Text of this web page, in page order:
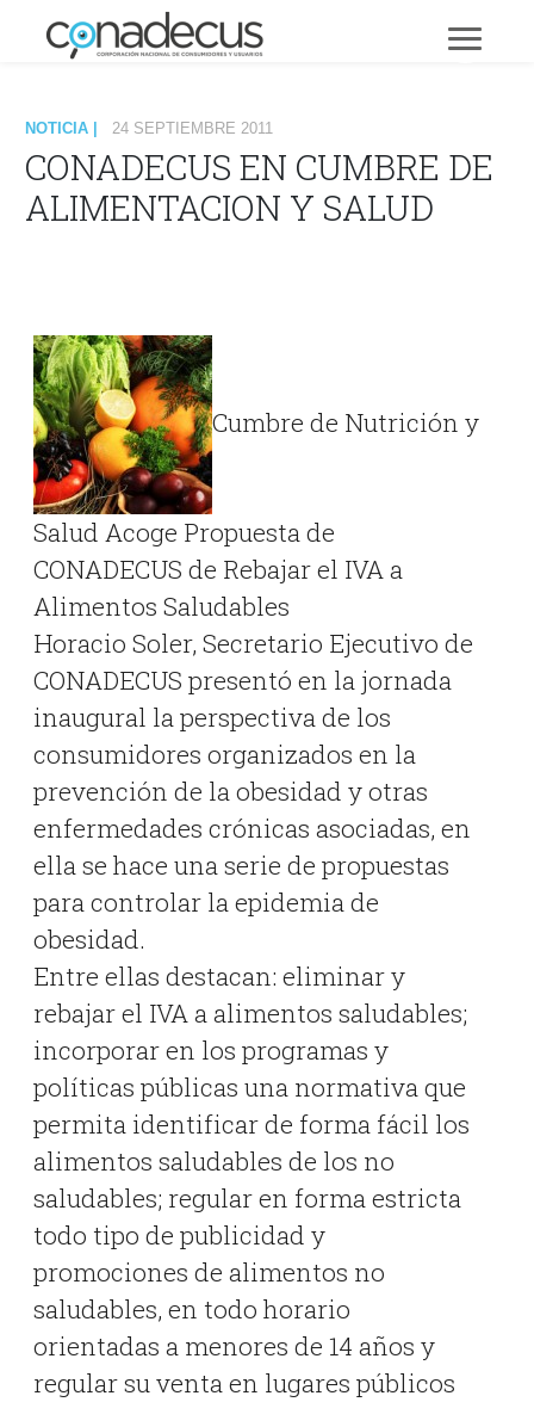
NOTICIA | 24 SEPTIEMBRE 2011
CONADECUS EN CUMBRE DE
ALIMENTACION Y SALUD
Cumbre de Nutrición y
Salud Acoge Propuesta de
CONADECUS de Rebajar el IVA a
Alimentos Saludables
Horacio Soler, Secretario Ejecutivo de
CONADECUS presentó en la jornada
inaugural la perspectiva de los
consumidores organizados en la
prevención de la obesidad y otras
enfermedades crónicas asociadas, en
ella se hace una serie de propuestas
para controlar la epidemia de
obesidad.
Entre ellas destacan: eliminar y
rebajar el IVA a alimentos saludables;
incorporar en los programas y
políticas públicas una normativa que
permita identificar de forma fácil los
alimentos saludables de los no
saludables; regular en forma estricta
todo tipo de publicidad y
promociones de alimentos no
saludables, en todo horario
orientadas a menores de 14 años y
regular su venta en lugares públicos